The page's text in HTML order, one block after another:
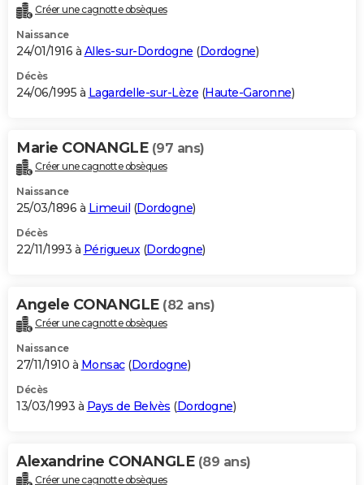
Créer une cagnotte obsèques
Naissance
24/01/1916 à Alles-sur-Dordogne (Dordogne)
Décès
24/06/1995 à Lagardelle-sur-Lèze (Haute-Garonne)
Marie CONANGLE (97 ans)
Créer une cagnotte obsèques
Naissance
25/03/1896 à Limeuil (Dordogne)
Décès
22/11/1993 à Périgueux(Dordogne)
Angele CONANGLE (82 ans)
Créer une cagnotte obsèques
Naissance
27/11/1910 à Monsac(Dordogne)
Décès
13/03/1993 à Pays de Belvès (Dordogne)
Alexandrine CONANGLE (89 ans)
Créer une cagnotte obsèques